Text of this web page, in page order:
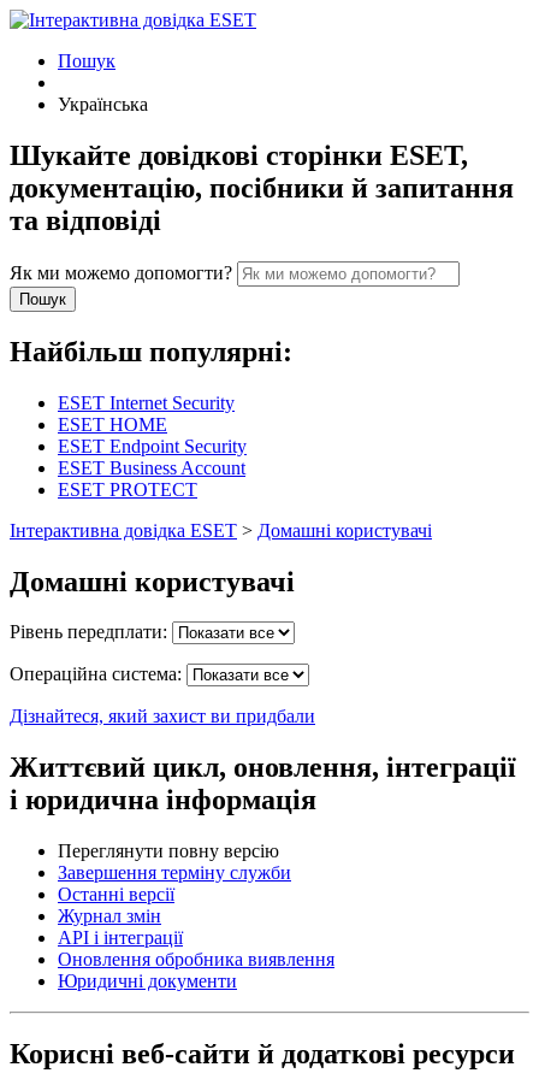
Пошук
Українська
Шукайте довідкові сторінки ESET,
документацію, посібники й запитання
та вiдповiдi
Як ми можемо допомогти?
Пошук
Найбільш популярні:
ESET Internet Security
ESET HOME
ESET Endpoint Security
ESET Business Account
ESET PROTECT
Інтерактивна довідка ESET > Домашні користувачі
Домашні користувачі
Рівень передплати:
Операційна система:
Дізнайтеся, який захист ви придбали
Життєвий цикл, оновлення, інтеграції
і юридична інформація
Переглянути повну версію
Завершення терміну служби
Останні версії
Журнал змін
API і інтеграції
Оновлення обробника виявлення
Юридичні документи
Корисні веб-сайти й додаткові ресурси